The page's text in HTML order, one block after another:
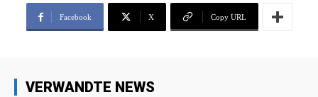
Facebook X Copy URL
VERWANDTE NEWS